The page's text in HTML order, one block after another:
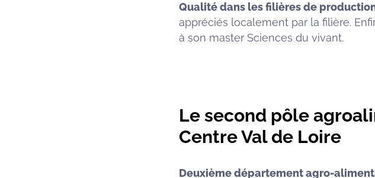
Qualité dans les filières de
appréciés localement par la filière.
à son master Sciences du vivant.
Le second pôle
Centre Val de Loire
Deuxième département agro-